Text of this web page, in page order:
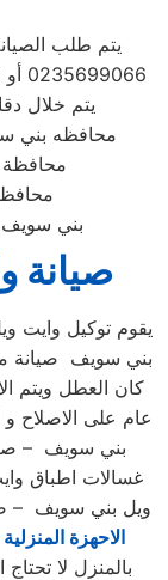
يتم طلب
يتم خلال
محافظه بني
محافظة
بني
صيانة
يقوم توكيل وايت
بني سويف صيانة
كان العطل ويتم
عام على الاصلاح و
بني سويف –
غسالات اطباق
ويل بني سويف –
الاحهزة المنزلية
بالمنزل لا